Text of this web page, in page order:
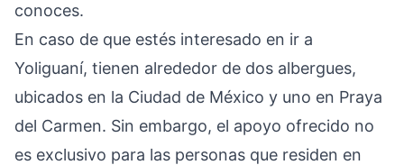
conoces.
En caso de que estés interesado en ir a
Yoliguaní, tienen alrededor de dos albergues,
ubicados en la Ciudad de México y uno en Praya
del Carmen. Sin embargo, el apoyo ofrecido no
es exclusivo para las personas que residen en